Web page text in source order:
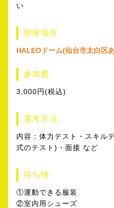
い
開催場所
HALEOドーム(仙台市太白区
参加費
3,000円(税込)
選考方法
内容：体力テスト・スキル
式のテスト)・面接 など
持ち物
①運動できる服装
②室内用シューズ